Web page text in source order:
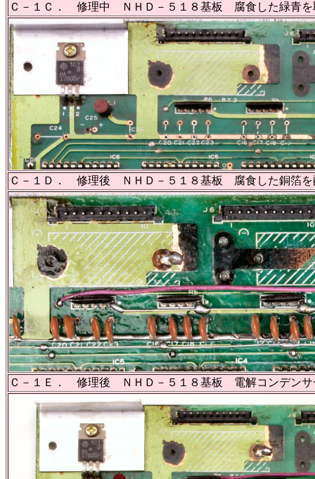
Ｃ－１Ｃ． 修理中 ＮＨＤ－５１８基板 腐食した緑青を
Ｃ－１Ｄ． 修理後 ＮＨＤ－５１８基板 腐食した銅箔を
Ｃ－１Ｅ． 修理後 ＮＨＤ－５１８基板 電解コンデンサ